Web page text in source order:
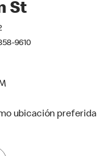
St
9610
ubicación preferida